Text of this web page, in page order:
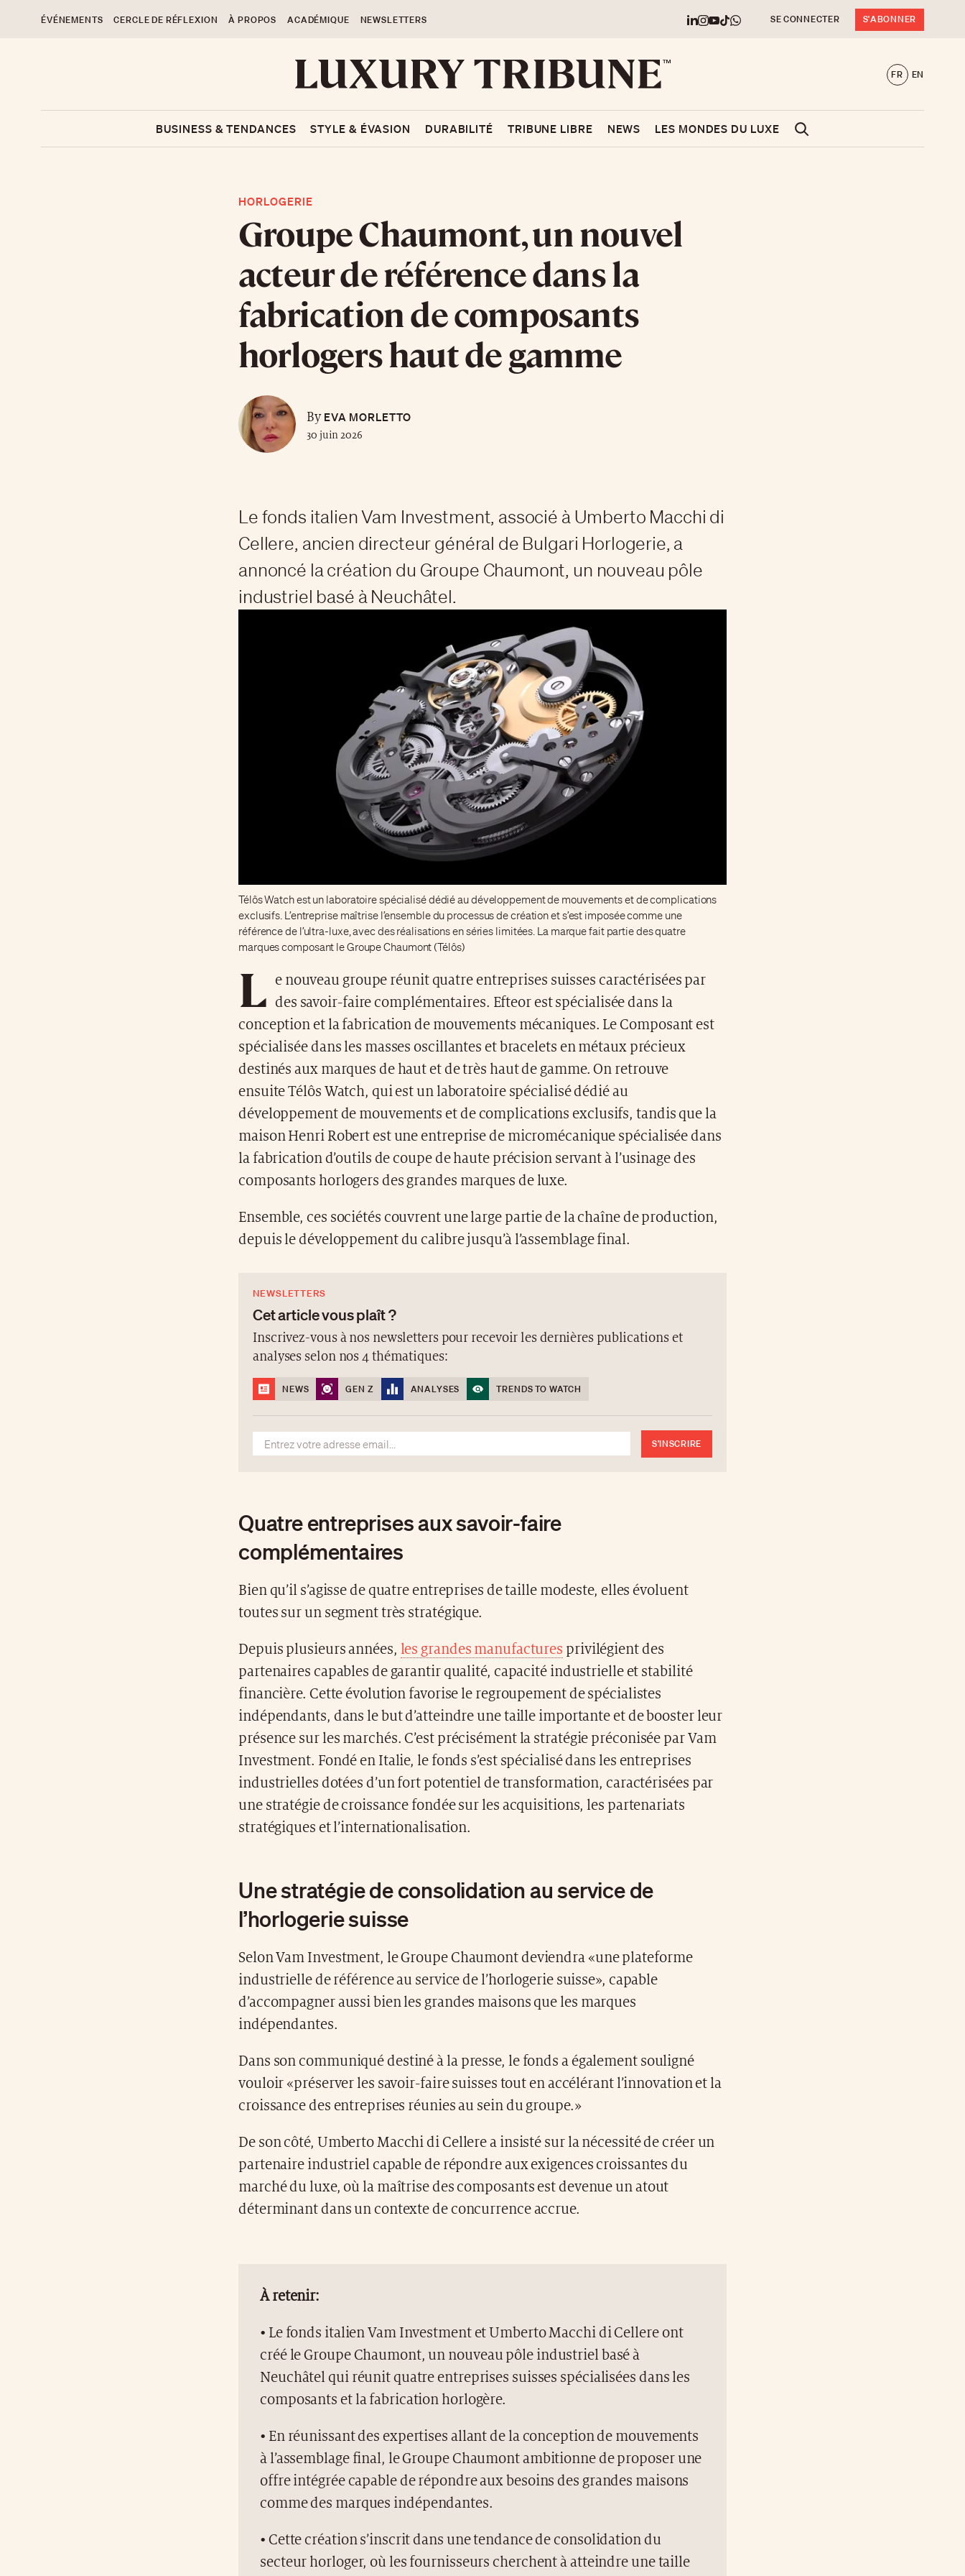
ÉVÉNEMENTS CERCLE DE RÉFLEXION À PROPOS ACADÉMIQUE NEWSLETTERS SE CONNECTER S'ABONNER
FR EN
BUSINESS & TENDANCES STYLE & ÉVASION DURABILITÉ TRIBUNE LIBRE NEWS LES MONDES DU LUXE
HORLOGERIE
Groupe Chaumont, un nouvel
acteur de référence dans la
fabrication de composants
horlogers haut de gamme
ByEVA MORLETTO
30 juin 2026
Le fonds italien Vam Investment, associé à Umberto Macchi di
Cellere, ancien directeur général de Bulgari Horlogerie, a
annoncé la création du Groupe Chaumont, un nouveau pôle
industriel basé à Neuchâtel.
Télôs Watch est un laboratoire spécialisé dédié au développement de mouvements et de complications
exclusifs. L’entreprise maîtrise l’ensemble du processus de création et s’est imposée comme une
référence de l’ultra-luxe, avec des réalisations en séries limitées. La marque fait partie des quatre
marques composant le Groupe Chaumont (Télôs)
L
e nouveau groupe réunit quatre entreprises suisses caractérisées par
des savoir-faire complémentaires. Efteor est spécialisée dans la
conception et la fabrication de mouvements mécaniques. Le Composant est
spécialisée dans les masses oscillantes et bracelets en métaux précieux
destinés aux marques de haut et de très haut de gamme. On retrouve
ensuite Télôs Watch, qui est un laboratoire spécialisé dédié au
développement de mouvements et de complications exclusifs, tandis que la
maison Henri Robert est une entreprise de micromécanique spécialisée dans
la fabrication d’outils de coupe de haute précision servant à l’usinage des
composants horlogers des grandes marques de luxe.
Ensemble, ces sociétés couvrent une large partie de la chaîne de production,
depuis le développement du calibre jusqu’à l’assemblage final.
NEWSLETTERS
Cet article vous plaît ?
Inscrivez-vous à nos newsletters pour recevoir les dernières publications et
analyses selon nos 4 thématiques:
NEWS GEN Z ANALYSES TRENDS TO WATCH
S'INSCRIRE
Quatre entreprises aux savoir-faire
complémentaires
Bien qu’il s’agisse de quatre entreprises de taille modeste, elles évoluent
toutes sur un segment très stratégique.
Depuis plusieurs années, les grandes manufactures privilégient des
partenaires capables de garantir qualité, capacité industrielle et stabilité
financière. Cette évolution favorise le regroupement de spécialistes
indépendants, dans le but d’atteindre une taille importante et de booster leur
présence sur les marchés. C’est précisément la stratégie préconisée par Vam
Investment. Fondé en Italie, le fonds s’est spécialisé dans les entreprises
industrielles dotées d’un fort potentiel de transformation, caractérisées par
une stratégie de croissance fondée sur les acquisitions, les partenariats
stratégiques et l’internationalisation.
Une stratégie de consolidation au service de
l’horlogerie suisse
Selon Vam Investment, le Groupe Chaumont deviendra «une plateforme
industrielle de référence au service de l’horlogerie suisse», capable
d’accompagner aussi bien les grandes maisons que les marques
indépendantes.
Dans son communiqué destiné à la presse, le fonds a également souligné
vouloir «préserver les savoir-faire suisses tout en accélérant l’innovation et la
croissance des entreprises réunies au sein du groupe.»
De son côté, Umberto Macchi di Cellere a insisté sur la nécessité de créer un
partenaire industriel capable de répondre aux exigences croissantes du
marché du luxe, où la maîtrise des composants est devenue un atout
déterminant dans un contexte de concurrence accrue.
À retenir:
• Le fonds italien Vam Investment et Umberto Macchi di Cellere ont
créé le Groupe Chaumont, un nouveau pôle industriel basé à
Neuchâtel qui réunit quatre entreprises suisses spécialisées dans les
composants et la fabrication horlogère.
• En réunissant des expertises allant de la conception de mouvements
à l’assemblage final, le Groupe Chaumont ambitionne de proposer une
offre intégrée capable de répondre aux besoins des grandes maisons
comme des marques indépendantes.
• Cette création s’inscrit dans une tendance de consolidation du
secteur horloger, où les fournisseurs cherchent à atteindre une taille